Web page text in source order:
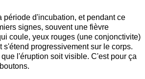
période d'incubation, et pendant ce
signes, souvent une fièvre
coule, yeux rouges (une conjonctivite)
progressivement sur le corps.
l'éruption soit visible. C'est pour ça